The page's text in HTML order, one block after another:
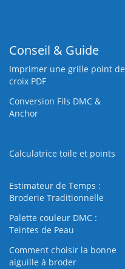
Conseil & Guide
Imprimer une grille point de
croix PDF
Conversion Fils DMC &
Anchor
Calculatrice toile et points
Estimateur de Temps :
Broderie Traditionnelle
Palette couleur DMC :
Teintes de Peau
Comment choisir la bonne
aiguille à broder